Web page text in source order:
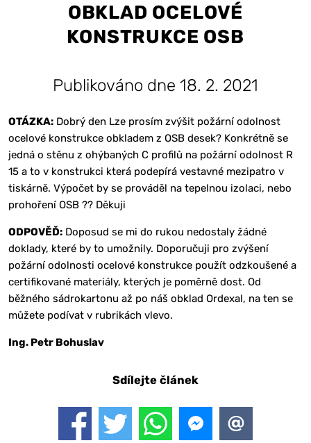
OBKLAD OCELOVÉ
KONSTRUKCE OSB
Publikováno dne 18. 2. 2021
OTÁZKA:Dobrý den Lze prosím zvýšit požární odolnost
ocelové konstrukce obkladem z OSB desek? Konkrétně se
jedná o stěnu z ohýbaných C profilů na požární odolnost R
15 a to v konstrukci která podepírá vestavné mezipatro v
tiskárně. Výpočet by se prováděl na tepelnou izolaci, nebo
prohoření OSB ?? Děkuji
ODPOVĚĎ:Doposud se mi do rukou nedostaly žádné
doklady, které by to umožnily. Doporučuji pro zvýšení
požární odolnosti ocelové konstrukce použít odzkoušené a
certifikované materiály, kterých je poměrně dost. Od
běžného sádrokartonu až po náš obklad Ordexal, na ten se
můžete podívat v rubrikách vlevo.
Ing. Petr Bohuslav
Sdílejte článek